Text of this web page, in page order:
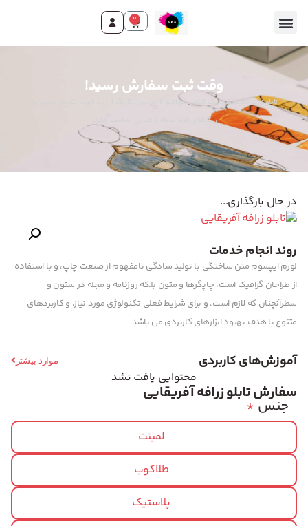
0
وقت ثبت سفارش رسید!
تابلو زرافه آفریقایی. یک تابلو دکوراتیو با طرحی رنگارنگ از زرافه‌ای با نقوش بومی در
رنگ‌های قرمز، سیاه و طلایی. مناسب دکور.
در حال بارگذاری...
روند انجام خدمات
لورم ایپسوم متن ساختگی با تولید سادگی نامفهوم از صنعت چاپ، و با استفاده
از طراحان گرافیک است، چاپگرها و متون بلکه روزنامه و مجله در ستون و
سطرآنچنان که لازم است، و برای شرایط فعلی تکنولوژی مورد نیاز، و کاربردهای
متنوع با هدف بهبود ابزارهای کاربردی می باشد.
آموزش‌های کاربردی موارد بیشتر
محتوایی یافت نشد
سفارش تابلو زرافه آفریقایی
*جنس
لمینت
طلاکوب
پلاستیک